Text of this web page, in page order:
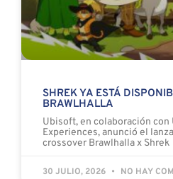
SHREK YA ESTÁ
BRAWLHALLA
Ubisoft, en colaboración
Experiences, anunció el
crossover Brawlhalla x Shrek
30 JULIO, 2026 NO HAY